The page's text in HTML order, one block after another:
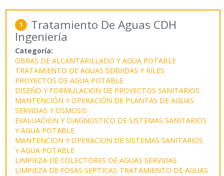
1 Tratamiento De Aguas CDH
Ingeniería
Categoría:
OBRAS DE ALCANTARILLADO Y AGUA POTABLE
TRATAMIENTO DE AGUAS SERVIDAS Y RILES
PROYECTOS DE AGUA POTABLE
DISEÑO Y FORMULACION DE PROYECTOS SANITARIOS
MANTENCIÓN Y OPERACIÓN DE PLANTAS DE AGUAS
SERVIDAS Y OSMOSIS
EVALUACION Y DIAGNOSTICO DE SISTEMAS SANITARIOS
Y AGUA POTABLE
MANTENCION Y OPERACION DE SISTEMAS SANITARIOS
Y AGUA POTABLE
LIMPIEZA DE COLECTORES DE AGUAS SERVIDAS
LIMPIEZA DE FOSAS SEPTICAS TRATAMIENTO DE AGUAS